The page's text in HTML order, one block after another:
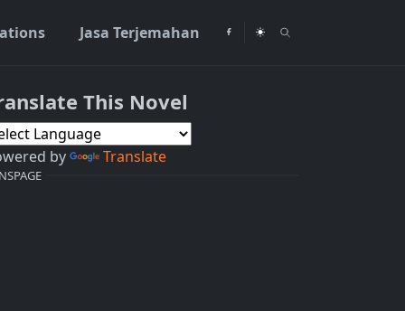
Jasa Terjemahan
This Novel
by Translate